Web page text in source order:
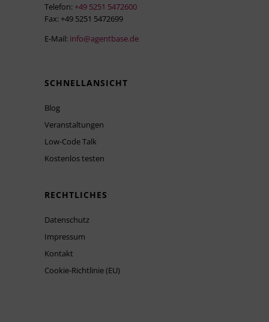
Telefon: +49 5251 5472600
Fax: +49 5251 5472699
E-Mail: info@agentbase.de
SCHNELLANSICHT
Blog
Veranstaltungen
Low-Code Talk
Kostenlos testen
RECHTLICHES
Datenschutz
Impressum
Kontakt
Cookie-Richtlinie (EU)